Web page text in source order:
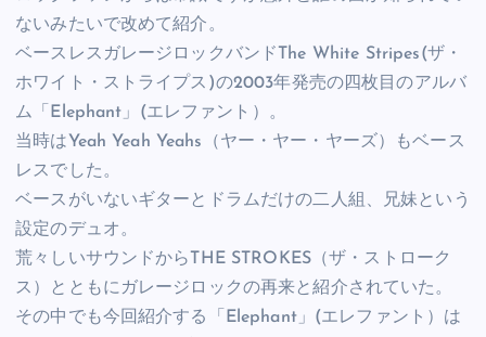
ないみたいで改めて紹介。
ベースレスガレージロックバンドThe White Stripes(ザ・
ホワイト・ストライプス)の2003年発売の四枚目のアルバ
ム「Elephant」(エレファント）。
当時はYeah Yeah Yeahs（ヤー・ヤー・ヤーズ）もベース
レスでした。
ベースがいないギターとドラムだけの二人組、兄妹という
設定のデュオ。
荒々しいサウンドからTHE STROKES（ザ・ストローク
ス）とともにガレージロックの再来と紹介されていた。
その中でも今回紹介する「Elephant」(エレファント）は